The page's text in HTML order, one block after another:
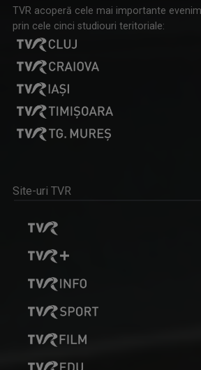
EXCLUSIV ÎN ROMÂNIAUn serial TV
Reportaje, interviuri, documentare, dar şi ...
RUXANDRA GHEORGHE NEGREA
TVR acoperă cele mai importante
prin cele cinci studiouri teritoriale:
Site-uri TVR